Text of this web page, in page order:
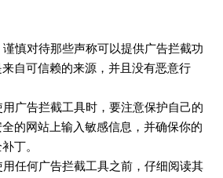
慎对待那些声称可以提供广告拦截功
自可信赖的来源，并且没有恶意行
广告拦截工具时，要注意保护自己的
的网站上输入敏感信息，并确保你的
丁。
任何广告拦截工具之前，仔细阅读其